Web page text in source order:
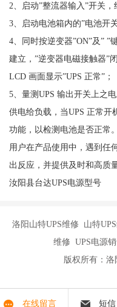
2、启动”整流器输入”开关，
3、启动电池箱内的”电池开关
4、同时按逆变器”ON”及” ”
建立，”逆变器电磁接触器”
LCD 画面显示”UPS 正常”；
5、量测UPS 输出开关上之
供电给负载，当UPS 正常开
功能，以检测电池是否正常。
用户在产品使用中，遇到任
出反应，并提供及时和高质
汝阳县台达UPS电源型号
洛阳山特UPS维修 山特
维修 UPS电源
版权所有：
在线留言 短信